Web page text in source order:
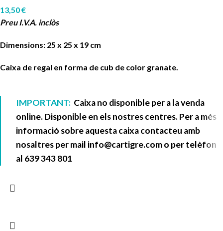
13,50€
Preu I.V.A. inclòs
Dimensions: 25 x 25 x 19 cm
Caixa de regal en forma de cub de color granate.
IMPORTANT: Caixa no disponible per a la venda
online. Disponible en els nostres centres. Per a més
informació sobre aquesta caixa contacteu amb
nosaltres per mail info@cartigre.como per telèfon
al 639 343 801